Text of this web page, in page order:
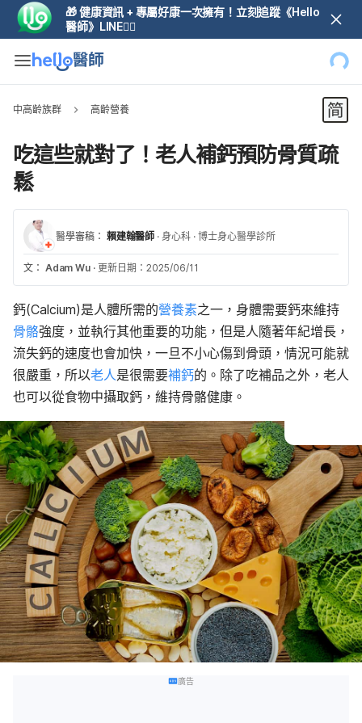
🎁 健康資訊 + 專屬好康一次擁有！立刻追蹤《Hello
醫師》LINE👆🏼
中高齡族群 高齡營養
吃這些就對了！老人補鈣預防骨質疏
鬆
醫學審稿： 賴建翰醫師 · 身心科 · 博士身心醫學診所
文： Adam Wu · 更新日期：2025/06/11
鈣(Calcium)是人體所需的營養素之一，身體需要鈣來維持
骨骼強度，並執行其他重要的功能，但是人隨著年紀增長，
流失鈣的速度也會加快，一旦不小心傷到骨頭，情況可能就
很嚴重，所以老人是很需要補鈣的。除了吃補品之外，老人
也可以從食物中攝取鈣，維持骨骼健康。
廣告